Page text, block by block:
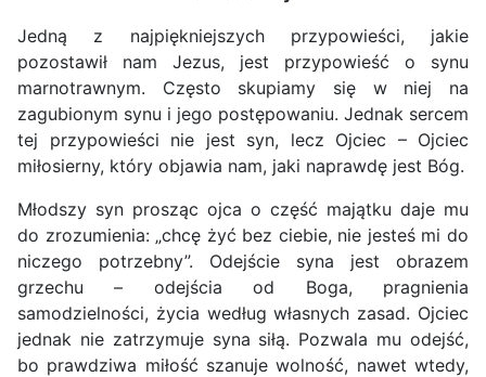
Jedną z najpiękniejszych przypowieści, jakie
pozostawił nam Jezus, jest przypowieść o synu
marnotrawnym. Często skupiamy się w niej na
zagubionym synu i jego postępowaniu. Jednak sercem
tej przypowieści nie jest syn, lecz Ojciec – Ojciec
miłosierny, który objawia nam, jaki naprawdę jest Bóg.
Młodszy syn prosząc ojca o część majątku daje mu
do zrozumienia: „chcę żyć bez ciebie, nie jesteś mi do
niczego potrzebny”. Odejście syna jest obrazem
grzechu – odejścia od Boga, pragnienia
samodzielności, życia według własnych zasad. Ojciec
jednak nie zatrzymuje syna siłą. Pozwala mu odejść,
bo prawdziwa miłość szanuje wolność, nawet wtedy,